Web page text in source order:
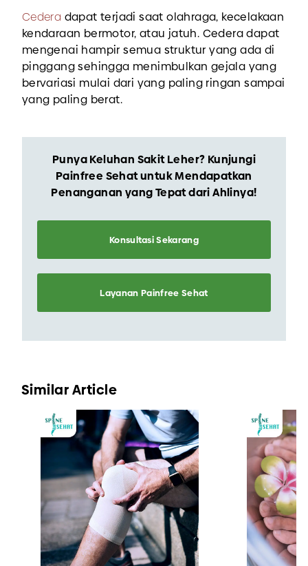
Cedera dapat terjadi saat olahraga, kecelakaan
kendaraan bermotor, atau jatuh. Cedera dapat
mengenai hampir semua struktur yang ada di
pinggang sehingga menimbulkan gejala yang
bervariasi mulai dari yang paling ringan sampai
yang paling berat.
Punya Keluhan Sakit Leher? Kunjungi
Painfree Sehat untuk Mendapatkan
Penanganan yang Tepat dari Ahlinya!
Konsultasi Sekarang
Layanan Painfree Sehat
Similar Article